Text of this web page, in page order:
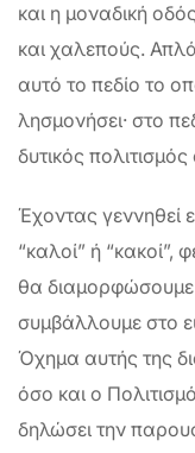
και η μοναδική
και χαλεπούς.
αυτό το πεδίο το
λησμονήσει· στο
δυτικός
Έχοντας γεννηθεί
“καλοί” ή “κακοί”,
θα
συμβάλλουμε στο
Όχημα αυτής της
όσο και ο
δηλώσει την